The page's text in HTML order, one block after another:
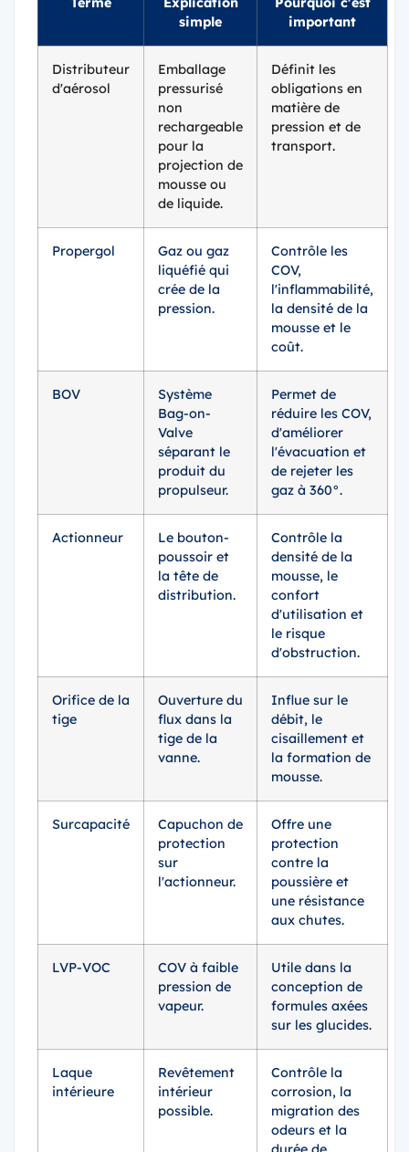
simple
important
Distributeur
d'aérosol
Emballage
pressurisé
non
rechargeable
pour la
projection de
mousse ou
de liquide.
Définit les
obligations en
matière de
pression et de
transport.
Propergol
Gaz ou gaz
liquéfié qui
crée de la
pression.
Contrôle les
COV,
l'inflammabilité,
la densité de la
mousse et le
coût.
BOV
Système
Bag-on-
Valve
séparant le
produit du
propulseur.
Permet de
réduire les COV,
d'améliorer
l'évacuation et
de rejeter les
gaz à 360°.
Actionneur
Le bouton-
poussoir et
la tête de
distribution.
Contrôle la
densité de la
mousse, le
confort
d'utilisation et
le risque
d'obstruction.
Orifice de la
tige
Ouverture du
flux dans la
tige de la
vanne.
Influe sur le
débit, le
cisaillement et
la formation de
mousse.
Surcapacité
Capuchon de
protection
sur
l'actionneur.
Offre une
protection
contre la
poussière et
une résistance
aux chutes.
LVP-VOC
COV à faible
pression de
vapeur.
Utile dans la
conception de
formules axées
sur les glucides.
Laque
intérieure
Revêtement
intérieur
possible.
Contrôle la
corrosion, la
migration des
odeurs et la